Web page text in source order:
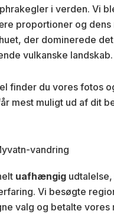
i verden. Vi
proportioner og
der dominerede det
vulkanske landskab.
finder du vores fotos
mest muligt ud af dit
uafhængig
Vi besøgte
valg og betalte vores